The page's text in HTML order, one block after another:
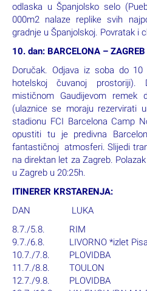
odlaska u Španjolsko selo
000m2 nalaze replike svih
gradnje u Španjolskoj. Povratak i
10. dan: BARCELONA – ZAGREB
Doručak. Odjava iz soba do
hotelskoj čuvanoj prostoriji).
mističnom Gaudijevom remek
(ulaznice se moraju rezervirati
stadionu FCI Barcelona Camp
opustiti tu je predivna
fantastičnoj atmosferi. Slijedi
na direktan let za Zagreb.
u Zagreb u 20:25h.
ITINERER KRSTARENJA:
DAN LUKA
8.7./5.8. RIM
9.7./6.8. LIVORNO *izlet Pisa
10.7./7.8. PLOVIDBA
11.7./8.8. TOULON
12.7./9.8. PLOVIDBA